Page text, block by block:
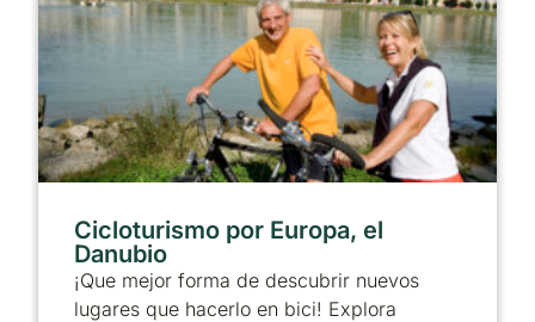
Cicloturismo por Europa, el
Danubio
¡Que mejor forma de descubrir nuevos
lugares que hacerlo en bici! Explora